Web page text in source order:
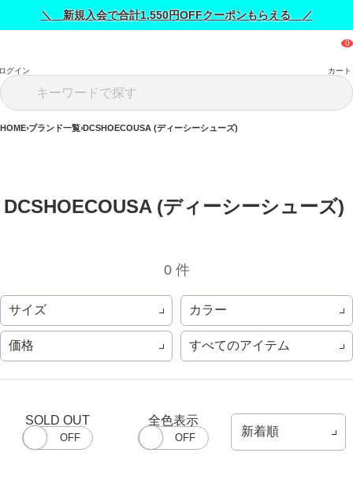
＼ 新規入会で合計1,550円OFFクーポンもらえる ／
グイン カート
HOME ブランド一覧 DCSHOECOUSA (ディーシーシューズ)
DCSHOECOUSA (ディーシーシューズ)
0 件
サイズ カラー
価格 すべてのアイテム
SOLD OUT 全色表示